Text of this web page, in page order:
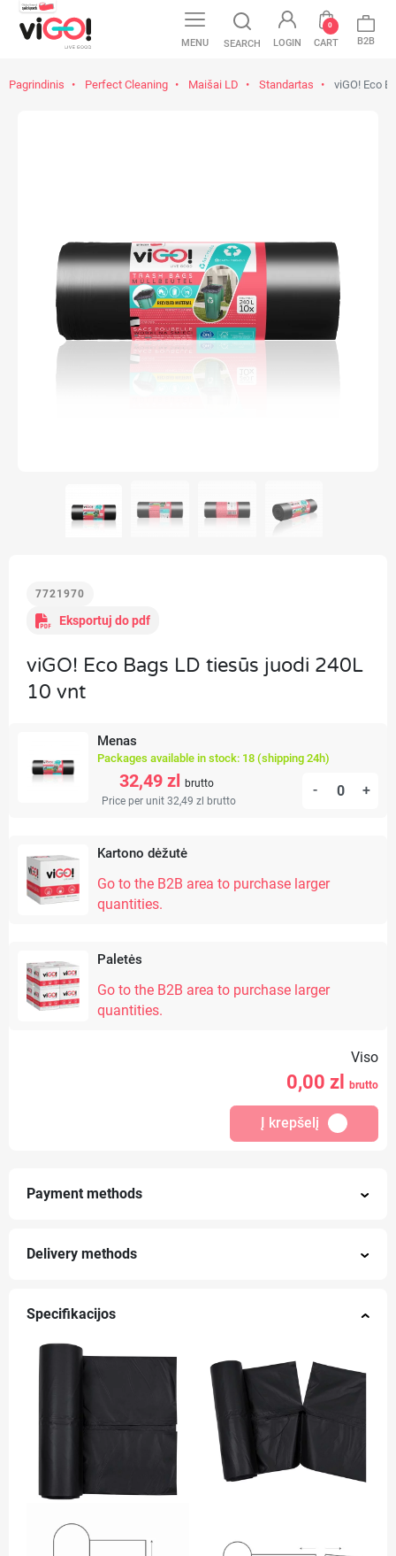
MENU SEARCH LOGIN CART
0
B2B
Pagrindinis Perfect Cleaning Maišai LD Standartas viGO! Eco
7721970
Eksportuj do pdf
viGO! Eco Bags LD tiesūs juodi 240L
10 vnt
Menas
Packages available in stock: 18 (shipping 24h)
32,49 zl brutto
Price per unit 32,49 zl brutto
- +
Kartono dėžutė
Go to the B2B area to purchase larger
quantities.
Paletės
Go to the B2B area to purchase larger
quantities.
Viso
0,00 zl brutto
Į krepšelį
Payment methods
Delivery methods
Specifikacijos